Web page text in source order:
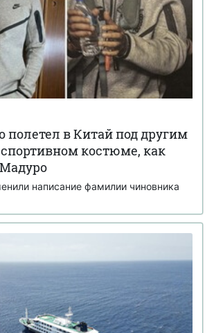
полетел в Китай под другим
костюме, как
написание фамилии чиновника